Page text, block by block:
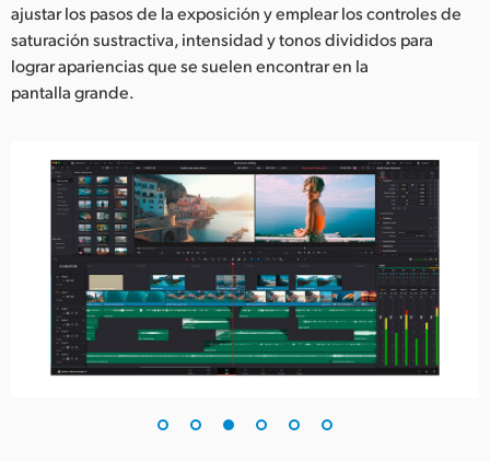
ajustar los pasos de la exposición y emplear los controles de
saturación sustractiva, intensidad y tonos divididos para
lograr apariencias que se suelen encontrar en la
pantalla grande.